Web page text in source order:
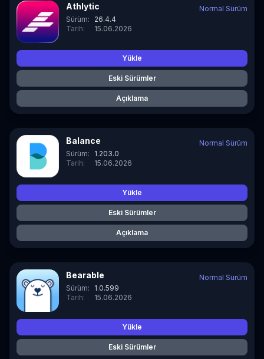
Athlytic
Sürüm:
26.4.4
Tarih:
15.06.2026
Normal Sürüm
Yükle
Eski Sürümler
Açıklama
Balance
Sürüm:
1.203.0
Tarih:
15.06.2026
Normal Sürüm
Yükle
Eski Sürümler
Açıklama
Bearable
Sürüm:
1.0.599
Tarih:
15.06.2026
Normal Sürüm
Yükle
Eski Sürümler